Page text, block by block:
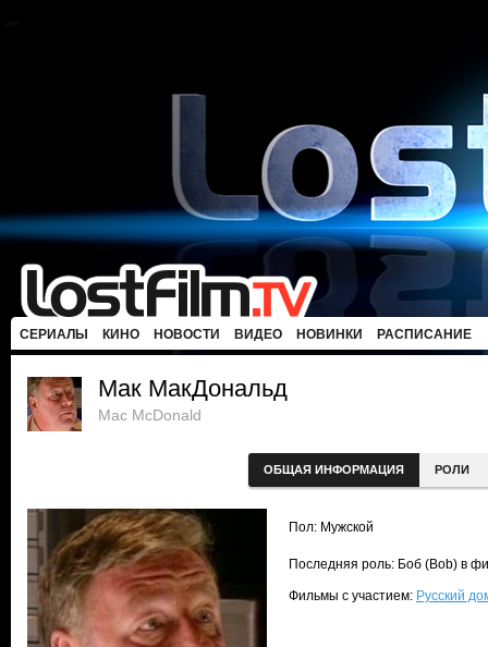
СЕРИАЛЫ КИНО НОВОСТИ ВИДЕО НОВИНКИ РАСПИСАНИЕ
Мак МакДональд
Mac McDonald
ОБЩАЯ ИНФОРМАЦИЯ РОЛИ
Пол: Мужской
Последняя роль: Боб (Bob) в
Фильмы с участием: Русский